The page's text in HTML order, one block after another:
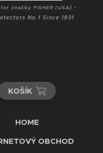
značky FISHER (USA) -
No.1 Since 1931
KOŠÍK
HOME
OBCHOD